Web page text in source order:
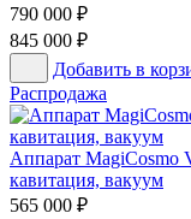
790 000 ₽
845 000 ₽
Добавить в
Распродажа
Аппарат MagiCosmo
кавитация, вакуум
565 000 ₽